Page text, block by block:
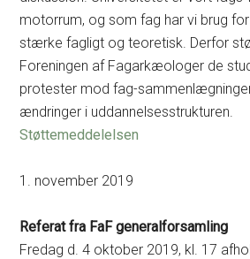
motorrum, og som fag har vi brug
stærke fagligt og teoretisk. Derfor
Foreningen af Fagarkæologer de
protester mod fag-
ændringer i uddannelsesstrukturen.
Støttemeddelelsen
1. november 2019
Referat fra FaF generalforsamling
Fredag d. 4 oktober 2019, kl. 17